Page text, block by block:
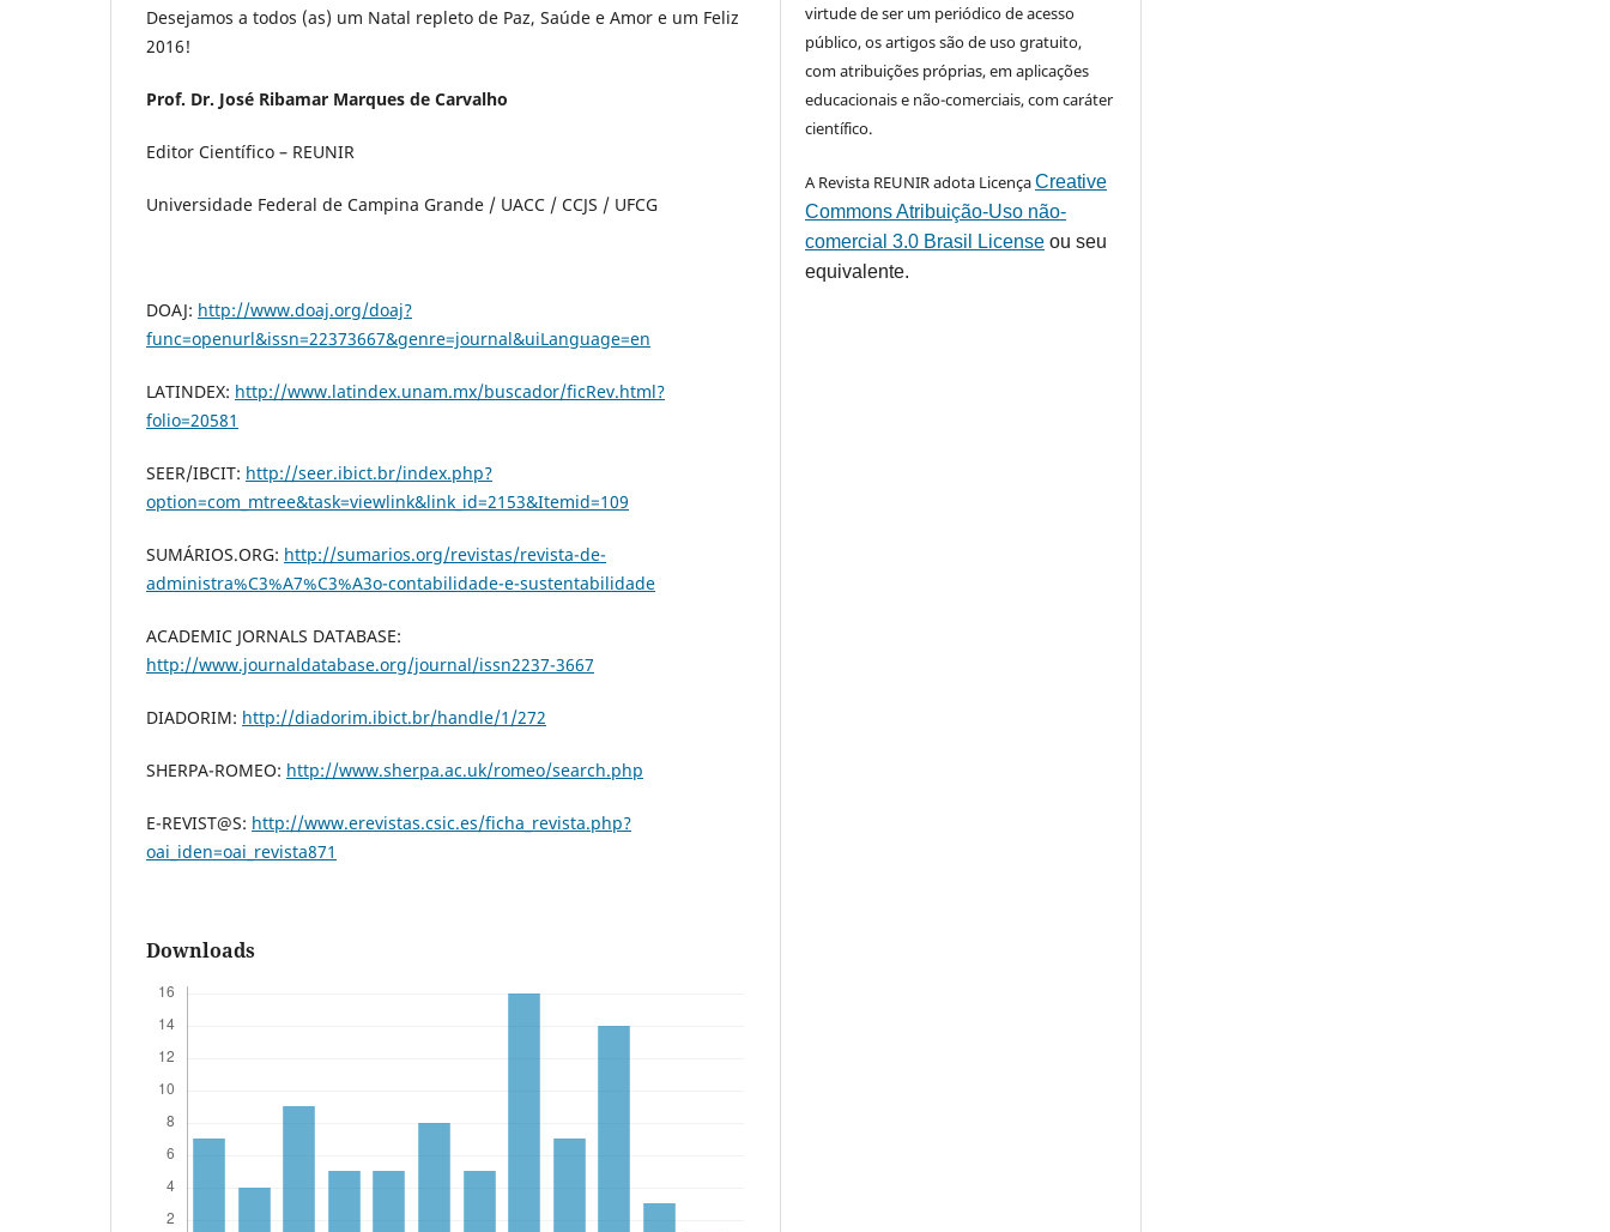
Desejamos a todos (as) um Natal repleto de Paz, Saúde e Amor e um Feliz
2016!
Prof. Dr. José Ribamar Marques de Carvalho
Editor Científico – REUNIR
Universidade Federal de Campina Grande / UACC / CCJS / UFCG
DOAJ: http://www.doaj.org/doaj?
func=openurl&issn=22373667&genre=journal&uiLanguage=en
LATINDEX: http://www.latindex.unam.mx/buscador/ficRev.html?
folio=20581
SEER/IBCIT: http://seer.ibict.br/index.php?
option=com_mtree&task=viewlink&link_id=2153&Itemid=109
SUMÁRIOS.ORG: http://sumarios.org/revistas/revista-de-
administra%C3%A7%C3%A3o-contabilidade-e-sustentabilidade
ACADEMIC JORNALS DATABASE:
http://www.journaldatabase.org/journal/issn2237-3667
DIADORIM: http://diadorim.ibict.br/handle/1/272
SHERPA-ROMEO: http://www.sherpa.ac.uk/romeo/search.php
E-REVIST@S: http://www.erevistas.csic.es/ficha_revista.php?
oai_iden=oai_revista871
Downloads
virtude de ser um periódico de acesso
público, os artigos são de uso gratuito,
com atribuições próprias, em aplicações
educacionais e não-comerciais, com caráter
científico.
A Revista REUNIR adota LicençaCreative
Commons Atribuição-Uso não-
comercial 3.0 Brasil License ou seu
equivalente.